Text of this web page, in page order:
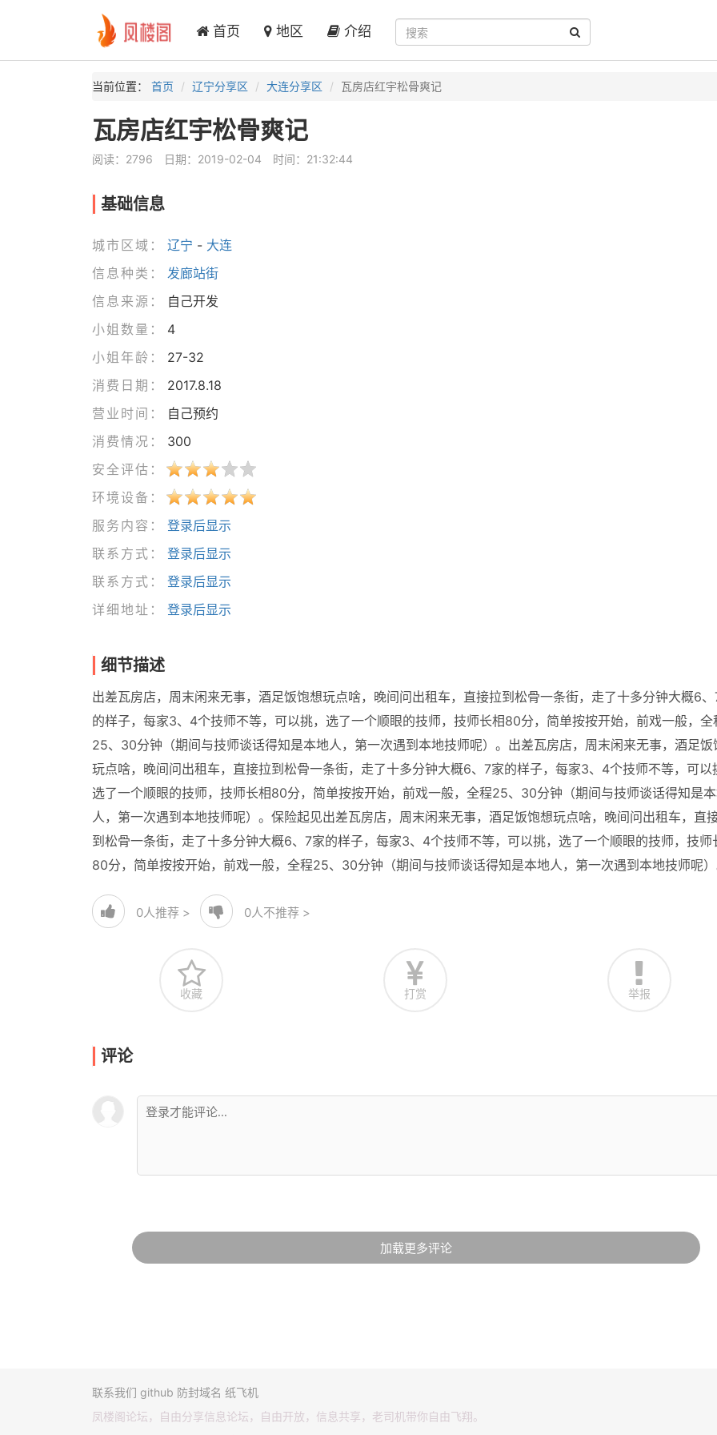
首页 地区 介绍
当前位置： 首页 辽宁分享区 大连分享区 瓦房店红宇松骨爽记
瓦房店红宇松骨爽记
阅读：2796 日期：2019-02-04 时间：21:32:44
基础信息
城市区域： 辽宁 - 大连
信息种类：
发廊站街
信息来源：
自己开发
小姐数量：
4
小姐年龄：
27-32
消费日期：
2017.8.18
营业时间：
自己预约
消费情况：
300
安全评估：
环境设备：
服务内容：
登录后显示
联系方式：
登录后显示
联系方式：
登录后显示
详细地址：
登录后显示
细节描述
出差瓦房店，周末闲来无事，酒足饭饱想玩点啥，晚间问出租车，直接拉到松骨一条街，走了十多分钟大概6、
的样子，每家3、4个技师不等，可以挑，选了一个顺眼的技师，技师长相80分，简单按按开始，前戏一般，全
25、30分钟（期间与技师谈话得知是本地人，第一次遇到本地技师呢）。出差瓦房店，周末闲来无事，酒足饭
玩点啥，晚间问出租车，直接拉到松骨一条街，走了十多分钟大概6、7家的样子，每家3、4个技师不等，可以
选了一个顺眼的技师，技师长相80分，简单按按开始，前戏一般，全程25、30分钟（期间与技师谈话得知是
人，第一次遇到本地技师呢）。保险起见出差瓦房店，周末闲来无事，酒足饭饱想玩点啥，晚间问出租车，直
到松骨一条街，走了十多分钟大概6、7家的样子，每家3、4个技师不等，可以挑，选了一个顺眼的技师，技师
80分，简单按按开始，前戏一般，全程25、30分钟（期间与技师谈话得知是本地人，第一次遇到本地技师呢）
0人推荐 > 0人不推荐 >
收藏 打赏 举报
评论
加载更多评论
联系我们 github 防封域名 纸飞机
凤楼阁论坛，自由分享信息论坛，自由开放，信息共享，老司机带你自由飞翔。